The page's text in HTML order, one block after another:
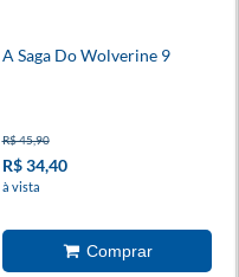
A Saga Do Wolverine 9
R$ 45,90
R$ 34,40
à vista